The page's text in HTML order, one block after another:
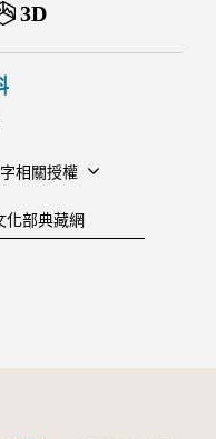
3D
相關授權
單位